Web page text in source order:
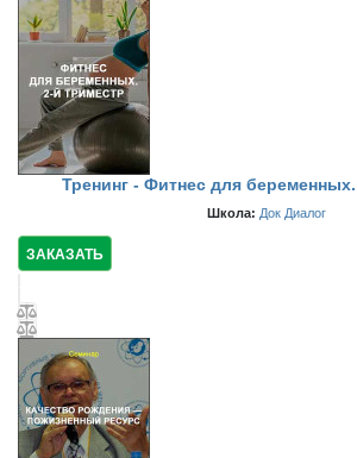
Тренинг - Фитнес для
Школа: Док Диалог
ЗАКАЗАТЬ